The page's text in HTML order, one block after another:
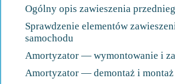
Ogólny opis zawieszenia
Sprawdzenie elementów
samochodu
Amortyzator — wymontowanie i
Amortyzator — demontaż i montaż